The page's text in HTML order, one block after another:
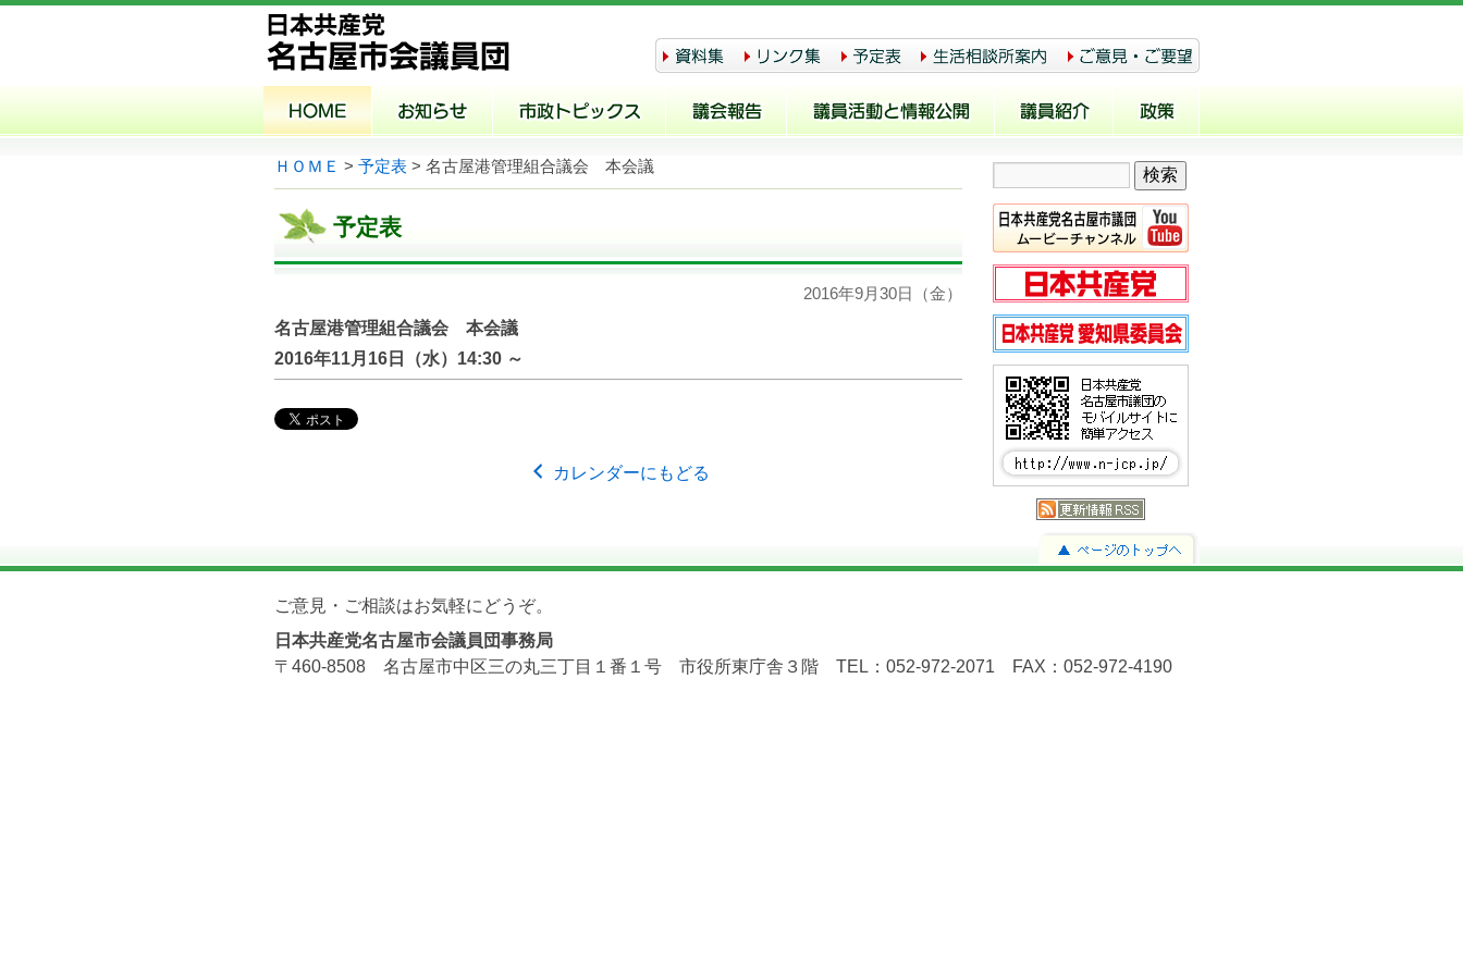
ＨＯＭＥ > 予定表 > 名古屋港管理組合議会 本会議
予定表
2016年9月30日（金）
名古屋港管理組合議会 本会議
2016年11月16日（水） 14:30 ～
カレンダーにもどる
ご意見・ご相談はお気軽にどうぞ。
日本共産党名古屋市会議員団事務局
〒460-8508 名古屋市中区三の丸三丁目１番１号 市役所東庁舎３階 TEL：052-972-2071 FAX：052-972-4190